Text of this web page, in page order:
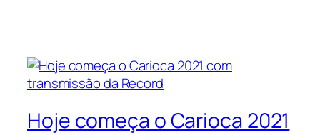
Hoje começa o Carioca 2021